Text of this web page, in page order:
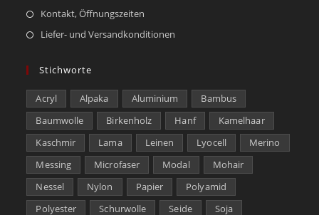
Kontakt, Öffnungszeiten
Liefer- und Versandkonditionen
Stichworte
Acryl Alpaka Aluminium
Bambus
Baumwolle
Birkenholz Hanf
Kamelhaar
Kaschmir
Lama Leinen Lyocell
Merino
Messing
Microfaser Modal
Mohair
Nessel
Nylon Papier
Polyamid
Polyester
Schurwolle Seide Soja